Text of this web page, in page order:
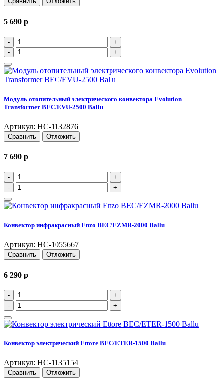
5 690 p
-
+
-
+
Модуль отопительный электрического конвектора Evolution
Transformer BEC/EVU-2500 Ballu
Артикул: НС-1132876
Сравнить Отложить
7 690 p
-
+
-
+
Конвектор инфракрасный Enzo BEC/EZMR-2000 Ballu
Артикул: НС-1055667
Сравнить Отложить
6 290 p
-
+
-
+
Конвектор электрический Ettore BEC/ETER-1500 Ballu
Артикул: НС-1135154
Сравнить Отложить